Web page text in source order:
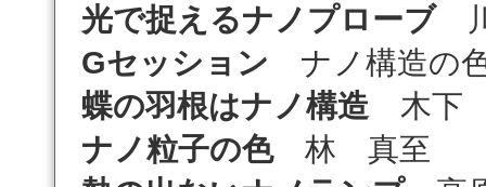
光で捉えるナノプローブ
Gセッション ナノ構造の
蝶の羽根はナノ構造 木下
ナノ粒子の色林 真至